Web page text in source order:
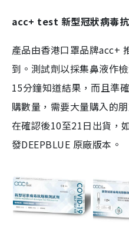
acc+ test 新型冠狀病毒
產品由香港口罩品牌acc+
到。測試劑以採集鼻液作
15分鐘知道結果，而且準
購數量，需要大量購入的
在確認後10至21日出貨，
發DEEPBLUE 原廠版本。